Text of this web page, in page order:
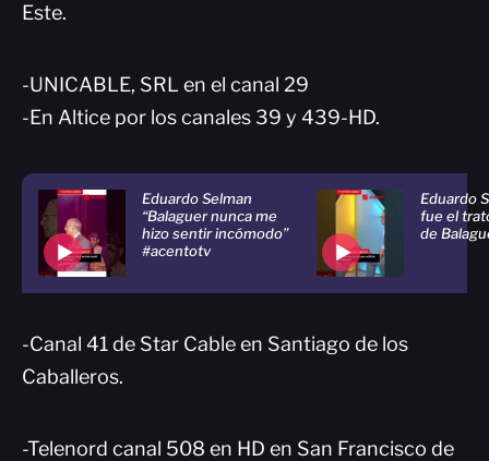
Este.
-UNICABLE, SRL en el canal 29
-En Altice por los canales 39 y 439-HD.
Eduardo Selman
“Balaguer nunca me
hizo sentir incómodo”
#acentotv
Eduardo
fue el
de
-Canal 41 de Star Cable en Santiago de los
Caballeros.
-Telenord canal 508 en HD en San Francisco de